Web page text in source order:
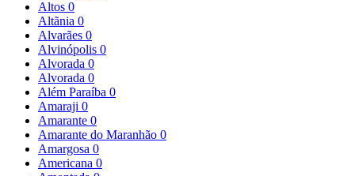
Altos 0
Altãnia 0
Alvarães 0
Alvinópolis 0
Alvorada 0
Alvorada 0
Além Paraíba 0
Amaraji 0
Amarante 0
Amarante do Maranhão 0
Amargosa 0
Americana 0